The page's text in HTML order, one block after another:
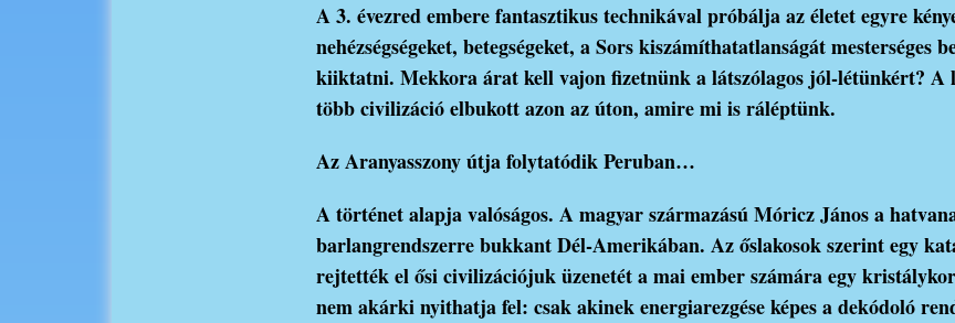
A 3. évezred embere fantasztikus technikával próbálja az életet egyre
nehézségségeket, betegségeket, a Sors kiszámíthatatlanságát mesterséges
kiiktatni. Mekkora árat kell vajon fizetnünk a látszólagos jól-létünkért? A
több civilizáció elbukott azon az úton, amire mi is ráléptünk.
Az Aranyasszony útja folytatódik Peruban…
A történet alapja valóságos. A magyar származású Móricz János a
barlangrendszerre bukkant Dél-Amerikában. Az őslakosok szerint egy
rejtették el ősi civilizációjuk üzenetét a mai ember számára egy
nem akárki nyithatja fel: csak akinek energiarezgése képes a dekódoló